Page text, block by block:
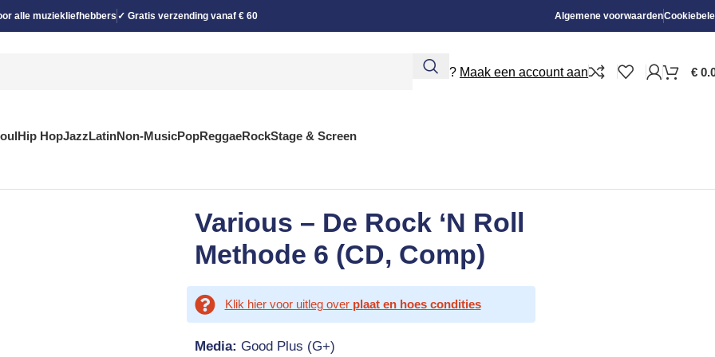
alle muziekliefhebbers ✓ Gratis verzending vanaf € 60 Algemene voorwaarden
Nieuw? Maak een account aan €
Hip HopJazzLatinNon-MusicPopReggaeRockStage & Screen
Various – De Rock ‘N Roll
Methode 6 (CD, Comp)
Klik hier voor uitleg over plaat en hoes condities
Media: Good Plus (G+)